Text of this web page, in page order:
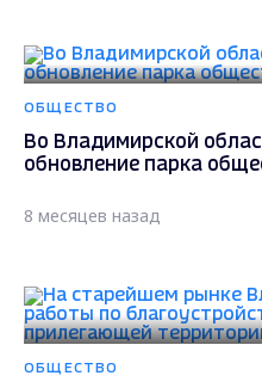
ОБЩЕСТВО
Во Владимирской
обновление парка
8 месяцев назад
ОБЩЕСТВО